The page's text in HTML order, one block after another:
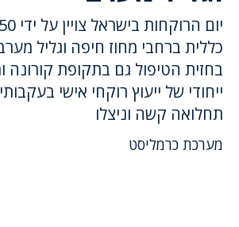
כללית ברחבי מחוז חיפה וגליל
בחזית הטיפול גם בתקופת קורונה
ייחודי של ייעוץ רוקחי אישי
תחלואה קשה וניצלו
מערכת כרמליסט